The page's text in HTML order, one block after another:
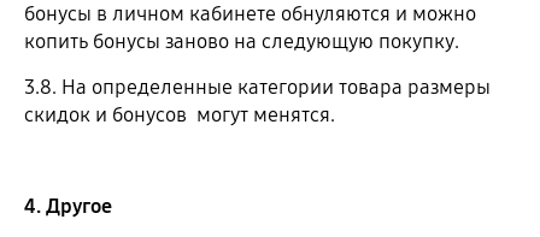
бонусы в личном кабинете обнуляются и можно
копить бонусы заново на следующую покупку.
3.8. На определенные категории товара размеры
скидок и бонусов могут менятся.
4. Другое